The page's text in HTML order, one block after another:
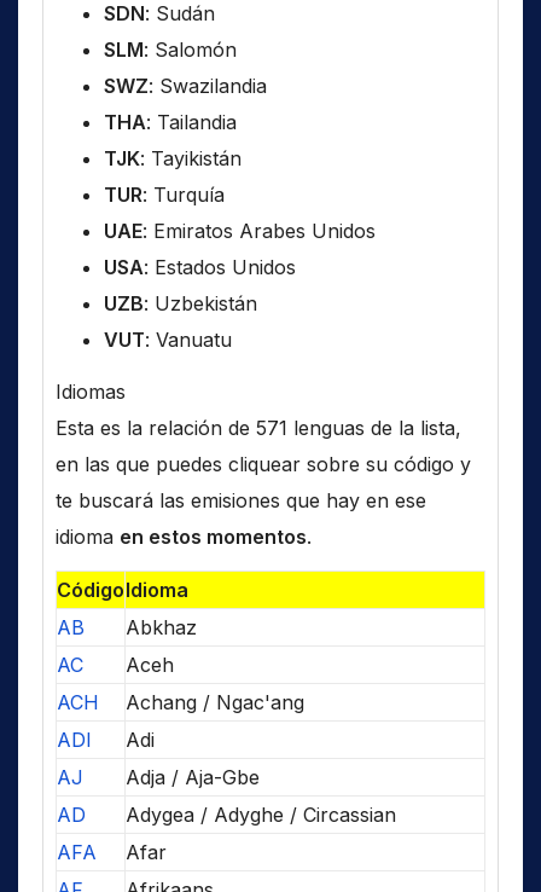
SDN: Sudán
SLM: Salomón
SWZ: Swazilandia
THA: Tailandia
TJK: Tayikistán
TUR: Turquía
UAE: Emiratos Arabes Unidos
USA: Estados Unidos
UZB: Uzbekistán
VUT: Vanuatu
Idiomas
Esta es la relación de 571 lenguas de la lista,
en las que puedes cliquear sobre su código y
te buscará las emisiones que hay en ese
idioma en estos momentos.
CódigoIdioma
AB
Abkhaz
AC
Aceh
ACH
Achang / Ngac'ang
ADI
Adi
AJ
Adja / Aja-Gbe
AD
Adygea / Adyghe / Circassian
AFA
Afar